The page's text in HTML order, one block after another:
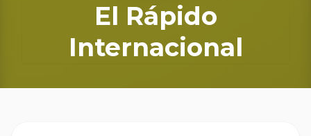
El Rápido
Internacional